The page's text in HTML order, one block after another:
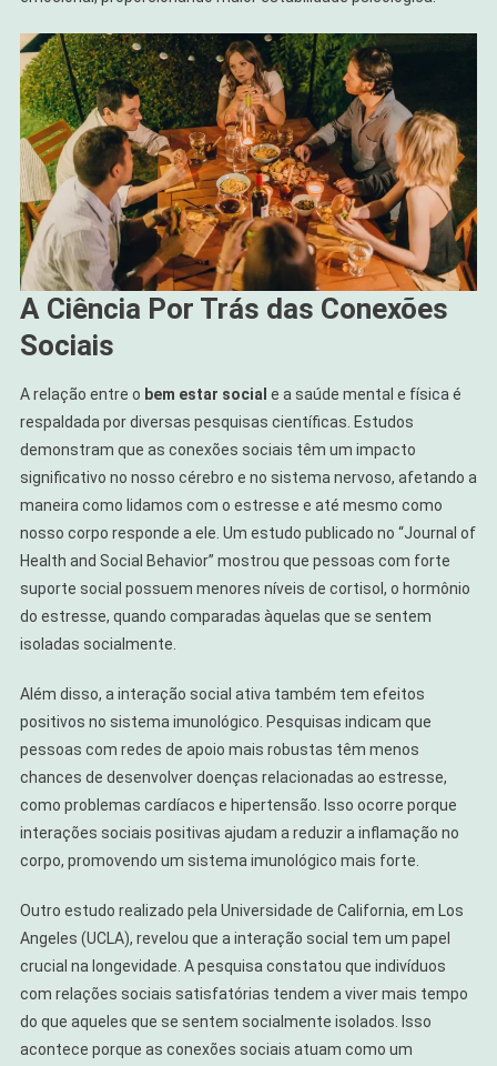
A Ciência Por Trás das Conexões
Sociais
A relação entre o bem estar social e a saúde mental e física é
respaldada por diversas pesquisas científicas. Estudos
demonstram que as conexões sociais têm um impacto
significativo no nosso cérebro e no sistema nervoso, afetando a
maneira como lidamos com o estresse e até mesmo como
nosso corpo responde a ele. Um estudo publicado no “Journal of
Health and Social Behavior” mostrou que pessoas com forte
suporte social possuem menores níveis de cortisol, o hormônio
do estresse, quando comparadas àquelas que se sentem
isoladas socialmente.
Além disso, a interação social ativa também tem efeitos
positivos no sistema imunológico. Pesquisas indicam que
pessoas com redes de apoio mais robustas têm menos
chances de desenvolver doenças relacionadas ao estresse,
como problemas cardíacos e hipertensão. Isso ocorre porque
interações sociais positivas ajudam a reduzir a inflamação no
corpo, promovendo um sistema imunológico mais forte.
Outro estudo realizado pela Universidade de California, em Los
Angeles (UCLA), revelou que a interação social tem um papel
crucial na longevidade. A pesquisa constatou que indivíduos
com relações sociais satisfatórias tendem a viver mais tempo
do que aqueles que se sentem socialmente isolados. Isso
acontece porque as conexões sociais atuam como um